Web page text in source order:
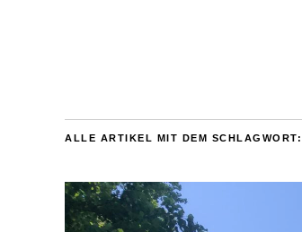
ALLE ARTIKEL MIT DEM SCHLAGWORT: